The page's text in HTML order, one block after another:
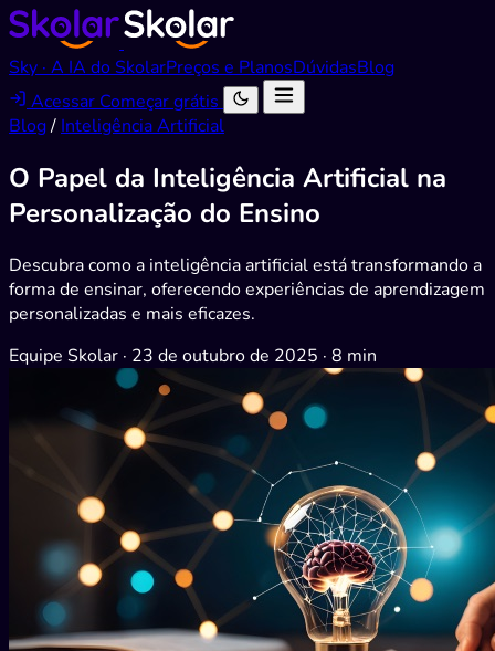
Sky · A IA do SkolarPreços e PlanosDúvidasBlog
Acessar Começar grátis
Blog/ Inteligência Artificial
O Papel da Inteligência Artificial na
Personalização do Ensino
Descubra como a inteligência artificial está transformando a
forma de ensinar, oferecendo experiências de aprendizagem
personalizadas e mais eficazes.
Equipe Skolar · 23 de outubro de 2025 · 8 min